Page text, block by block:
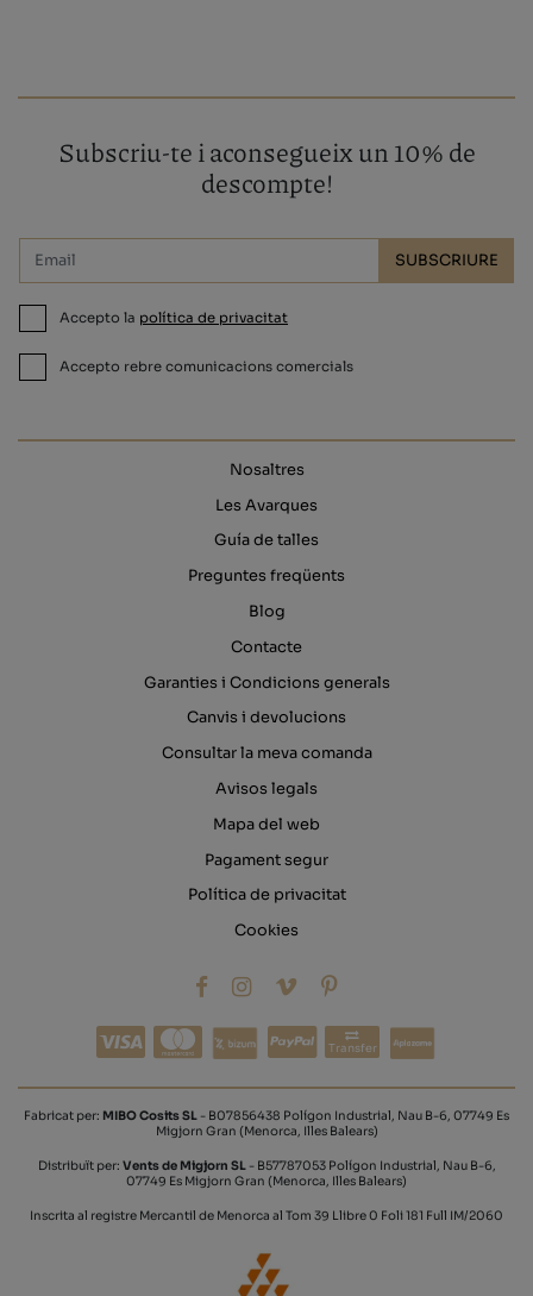
Subscriu-te i aconsegueix un 10% de
descompte!
SUBSCRIURE
Accepto la política de privacitat
Accepto rebre comunicacions comercials
Nosaltres
Les Avarques
Guía de talles
Preguntes freqüents
Blog
Contacte
Garanties i Condicions generals
Canvis i devolucions
Consultar la meva comanda
Avisos legals
Mapa del web
Pagament segur
Política de privacitat
Cookies
Transfer
Fabricat per: MIBO Cosits SL - B07856438 Polígon Industrial, Nau B-6, 07749 Es
Migjorn Gran (Menorca, Illes Balears)
Distribuït per: Vents de Migjorn SL- B57787053 Polígon Industrial, Nau B-6,
07749 Es Migjorn Gran (Menorca, Illes Balears)
Inscrita al registre Mercantil de Menorca al Tom 39 Llibre 0 Foli 181 Full IM/2060